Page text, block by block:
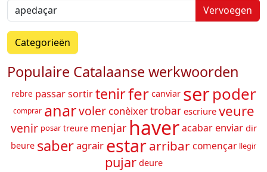
Vervoegen
Categorieën
Populaire Catalaanse werkwoorden
rebre passar sortir tenirfer canviar serpoder
comprar anarvoler conèixertrobar escriure veure
venir posar treure menjar haver acabar enviar dir
beure saberagrair estararribarcomençar llegir
pujar deure